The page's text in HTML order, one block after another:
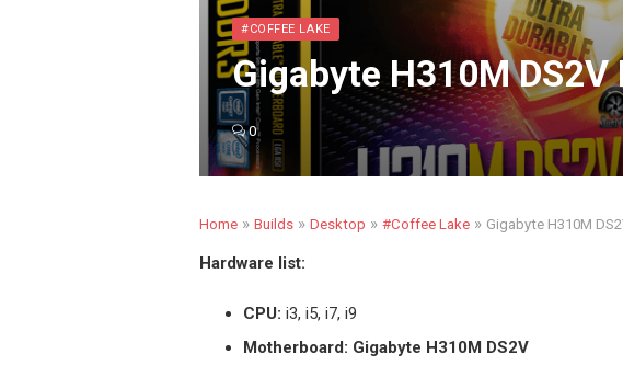
#COFFEE LAKE
Gigabyte H310M
0
Home » Builds » Desktop » #Coffee Lake » Gigabyte H310M
Hardware list:
CPU: i3, i5, i7, i9
Motherboard: Gigabyte H310M DS2V